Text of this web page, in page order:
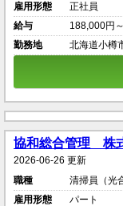
雇用形態
正社員
給与
188,000円
勤務地
北海道小樽
協和総合管理 株
2026-06-26 更新
職種
清掃員（光
雇用形態
パート